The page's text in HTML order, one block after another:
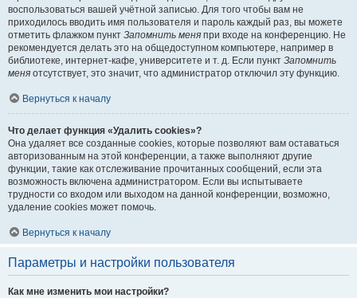
воспользоваться вашей учётной записью. Для того чтобы вам не
приходилось вводить имя пользователя и пароль каждый раз, вы можете
отметить флажком пункт Запомнить меня при входе на конференцию. Не
рекомендуется делать это на общедоступном компьютере, например в
библиотеке, интернет-кафе, университете и т. д. Если пункт Запомнить
меня отсутствует, это значит, что администратор отключил эту функцию.
Вернуться к началу
Что делает функция «Удалить cookies»?
Она удаляет все созданные cookies, которые позволяют вам оставаться
авторизованным на этой конференции, а также выполняют другие
функции, такие как отслеживание прочитанных сообщений, если эта
возможность включена администратором. Если вы испытываете
трудности со входом или выходом на данной конференции, возможно,
удаление cookies может помочь.
Вернуться к началу
Параметры и настройки пользователя
Как мне изменить мои настройки?